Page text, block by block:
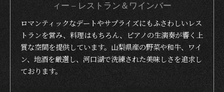
ィー – レストラン＆ワインバー
ロマンティックなデートやサプライズにもふさわしいレス
トランを営み、料理はもちろん、ピアノの生演奏が響く上
質な空間を提供しています。山梨県産の野菜や和牛、ワイ
ン、地酒を厳選し、河口湖で洗練された美味しさを追求し
ております。